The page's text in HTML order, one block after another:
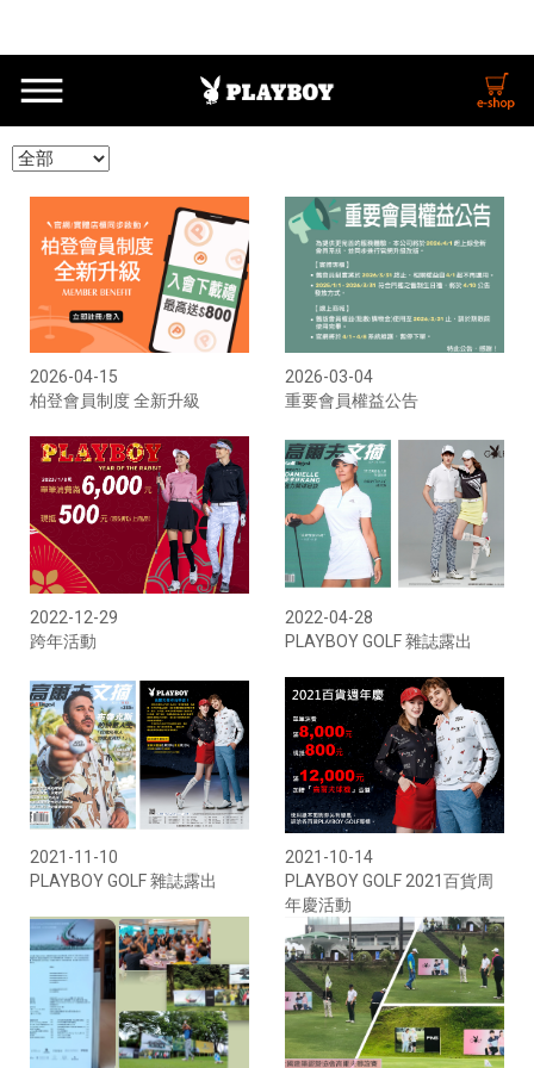
2026-04-15
柏登會員制度 全新升級
2026-03-04
重要會員權益公告
2022-12-29
跨年活動
2022-04-28
PLAYBOY GOLF 雜誌露出
2021-11-10
PLAYBOY GOLF 雜誌露出
2021-10-14
PLAYBOY GOLF 2021百貨周
年慶活動